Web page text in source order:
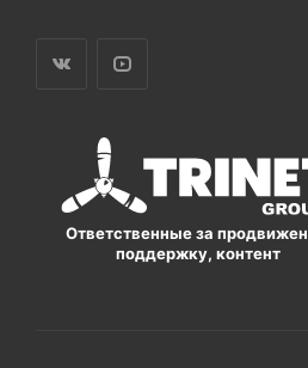
Ответственные за
поддержку, контент